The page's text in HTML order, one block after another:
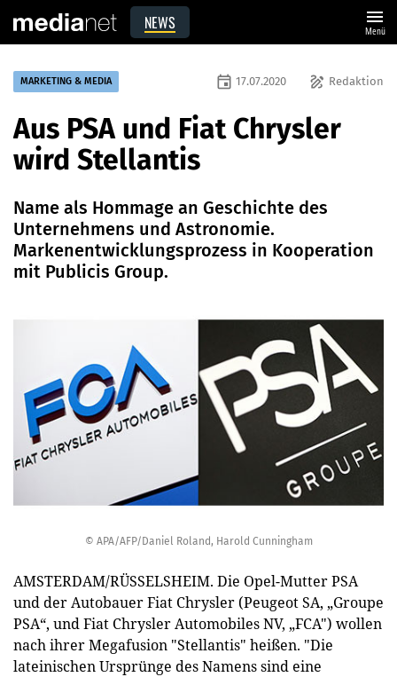
NEWS menu
Menü
© APA/AFP/Daniel Roland, Harold Cunningham
MARKETING & MEDIA draw Redaktion
event 17.07.2020
Aus PSA und Fiat Chrysler
wird Stellantis
Name als Hommage an Geschichte des
Unternehmens und Astronomie.
Markenentwicklungsprozess in Kooperation
mit Publicis Group.
AMSTERDAM/RÜSSELSHEIM. Die Opel-Mutter PSA
und der Autobauer Fiat Chrysler (Peugeot SA, „Groupe
PSA“, und Fiat Chrysler Automobiles NV, „FCA") wollen
nach ihrer Megafusion "Stellantis" heißen. "Die
lateinischen Ursprünge des Namens sind eine